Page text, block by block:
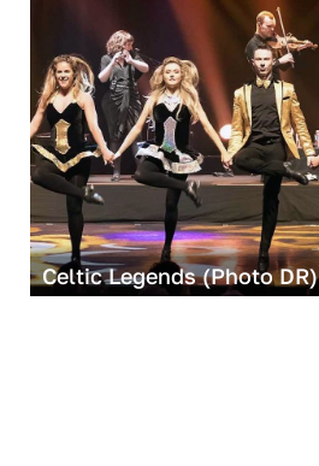
Celtic Legends (Photo DR)